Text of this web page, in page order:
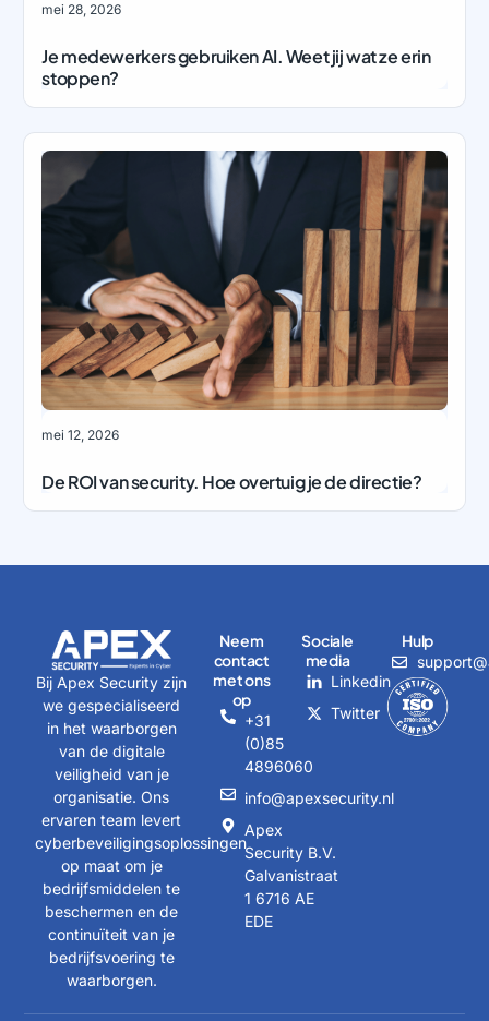
mei 28, 2026
Je medewerkers gebruiken AI. Weet jij wat ze erin
stoppen?
mei 12, 2026
De ROI van security. Hoe overtuig je de directie?
Bij Apex Security zijn
we gespecialiseerd
in het waarborgen
van de digitale
veiligheid van je
organisatie. Ons
ervaren team levert
cyberbeveiligingsoplossingen
op maat om je
bedrijfsmiddelen te
beschermen en de
continuïteit van je
bedrijfsvoering te
waarborgen.
Neem
contact
met ons
op
+31
(0)85
4896060
info@apexsecurity.nl
Apex
Security B.V.
Galvanistraat
1 6716 AE
EDE
Sociale
media
Linkedin
Twitter
Hulp